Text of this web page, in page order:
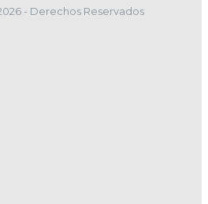
- Derechos Reservados